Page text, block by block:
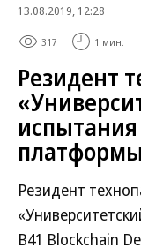
13.08.2019, 12:28
317 1 мин.
Резидент
платформы
Резидент
B41 Blockchain